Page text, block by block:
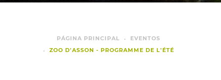
PÁGINA PRINCIPAL
EVENTOS
ZOO D'ASSON - PROGRAMME DE L'ÉTÉ